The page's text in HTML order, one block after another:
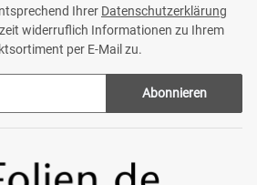
Ihrer Datenschutzerklärung
widerruflich Informationen zu Ihrem
per E-Mail zu.
Abonnieren